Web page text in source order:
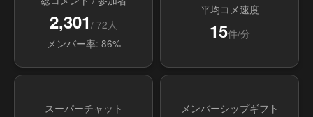
2,301 / 72人
メンバー率: 86%
平均コメ速度
15件/分
スーパーチャット メンバーシップギフト